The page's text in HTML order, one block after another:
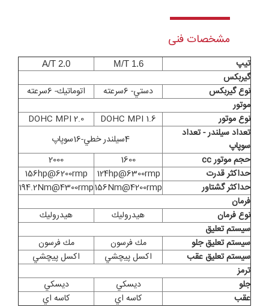
مشخصات فنی
تيپ M/T 1.6
A/T 2.0
گيربكس
نوع گيربكس
دستي- 6سرعته
اتوماتيك- 6سرعته
موتور
نوع موتور
1.6 DOHC MPI
2.0 DOHC MPI
تعداد سيلندر - تعداد
سوپاپ
4سيلندر خطي-16سوپاپ
حجم موتور cc
1600
2000
حداكثر قدرت
124hp@6300rmp
156hp@6200rmp
حداکثر گشتاور
156Nm@4200rmp
194.2Nm@4300rmp
فرمان
نوع فرمان
هيدروليك
هيدروليك
سيستم تعليق
سيستم تعليق جلو
مك فرسون
مك فرسون
سيستم تعليق عقب
اكسل پيچشي اكسلپيچشي
ترمز
جلو
ديسكي
ديسكي
عقب
كاسه اي كاسه اي